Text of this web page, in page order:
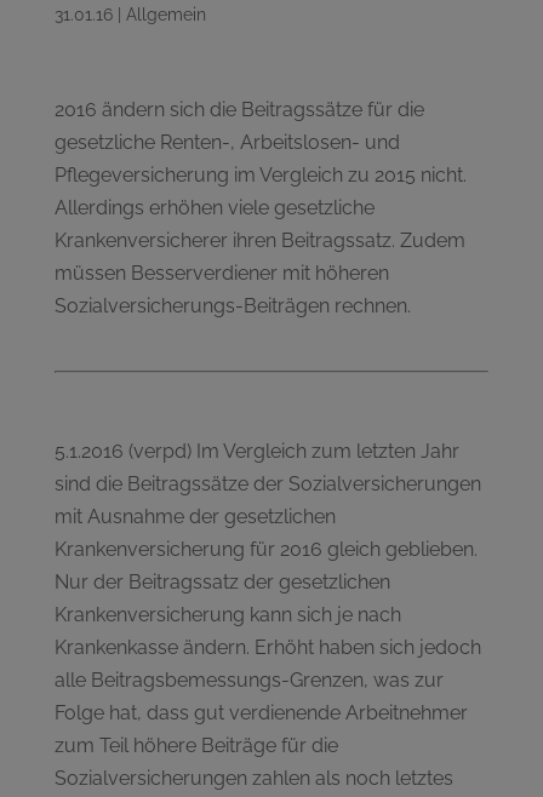
31.01.16| Allgemein
2016 ändern sich die Beitragssätze für die
gesetzliche Renten-, Arbeitslosen- und
Pflegeversicherung im Vergleich zu 2015 nicht.
Allerdings erhöhen viele gesetzliche
Krankenversicherer ihren Beitragssatz. Zudem
müssen Besserverdiener mit höheren
Sozialversicherungs-Beiträgen rechnen.
5.1.2016 (verpd) Im Vergleich zum letzten Jahr
sind die Beitragssätze der Sozialversicherungen
mit Ausnahme der gesetzlichen
Krankenversicherung für 2016 gleich geblieben.
Nur der Beitragssatz der gesetzlichen
Krankenversicherung kann sich je nach
Krankenkasse ändern. Erhöht haben sich jedoch
alle Beitragsbemessungs-Grenzen, was zur
Folge hat, dass gut verdienende Arbeitnehmer
zum Teil höhere Beiträge für die
Sozialversicherungen zahlen als noch letztes